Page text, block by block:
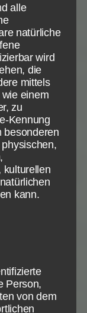
Dies
des
Erklärung
Paulus in
sagt.
Sünderseins
würde das die
Christen bis
sind und
die aus
folgen:
weil er sich
sieht.
dass
wie groß
/ SPAM
von ihnen
Info
alle
natürliche
wird
die
mittels
einem
zu
Kennung
besonderen
kulturellen
kann.
Person,
von dem